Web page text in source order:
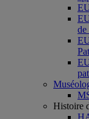
de
Histoire